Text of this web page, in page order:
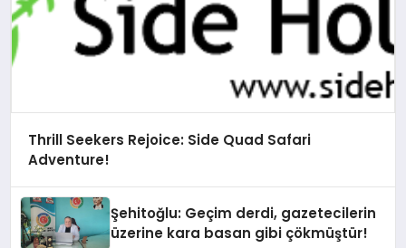
Thrill Seekers Rejoice: Side Quad Safari
Adventure!
Şehitoğlu: Geçim derdi, gazetecilerin
üzerine kara basan gibi çökmüştür!